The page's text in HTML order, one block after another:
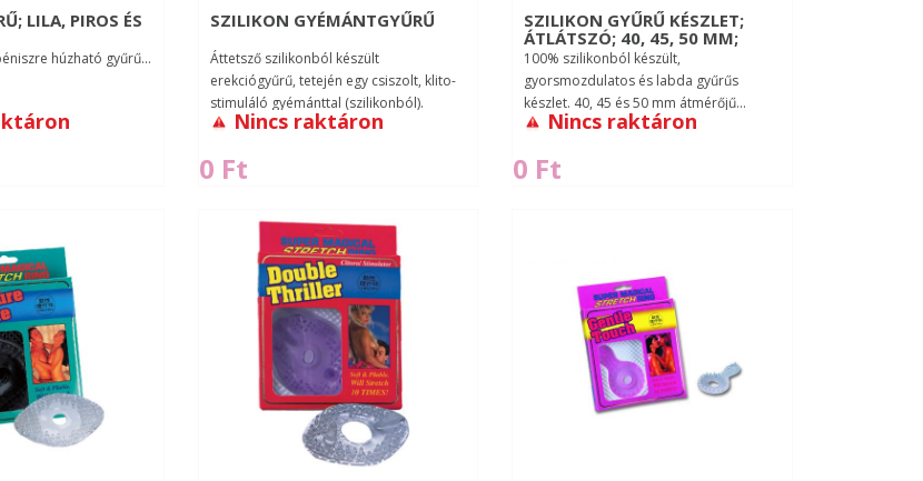
LILA, PIROS ÉS
húzható gyűrű...
SZILIKON GYÉMÁNTGYŰRŰ
Áttetsző szilikonból készült
erekciógyűrű, tetején egy csiszolt, klito-
stimuláló gyémánttal (szilikonból).
átmérője 3cm (rugalmas)..
Nincs raktáron
0 Ft
SZILIKON GYŰRŰ KÉSZLET;
ÁTLÁTSZÓ; 40, 45, 50 MM;
100% szilikonból készült,
gyorsmozdulatos és labda gyűrűs
készlet. 40, 45 és 50 mm átmérőjű...
Nincs raktáron
0 Ft